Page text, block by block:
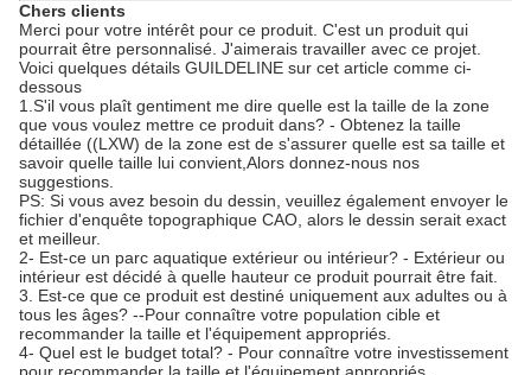
Chers clients
Merci pour votre intérêt pour ce produit. C'est un produit qui
pourrait être personnalisé. J'aimerais travailler avec ce projet.
Voici quelques détails GUILDELINE sur cet article comme ci-
dessous
1.S'il vous plaît gentiment me dire quelle est la taille de la zone
que vous voulez mettre ce produit dans? - Obtenez la taille
détaillée ((LXW) de la zone est de s'assurer quelle est sa taille et
savoir quelle taille lui convient,Alors donnez-nous nos
suggestions.
PS: Si vous avez besoin du dessin, veuillez également envoyer le
fichier d'enquête topographique CAO, alors le dessin serait exact
et meilleur.
2- Est-ce un parc aquatique extérieur ou intérieur? - Extérieur ou
intérieur est décidé à quelle hauteur ce produit pourrait être fait.
3. Est-ce que ce produit est destiné uniquement aux adultes ou à
tous les âges? --Pour connaître votre population cible et
recommander la taille et l'équipement appropriés.
4- Quel est le budget total? - Pour connaître votre investissement